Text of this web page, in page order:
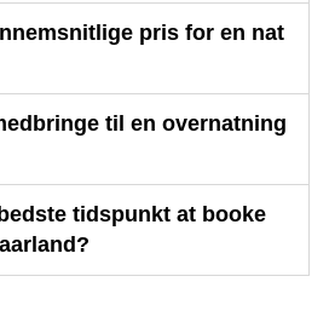
pris for en nat
til en overnatning
tidspunkt at booke